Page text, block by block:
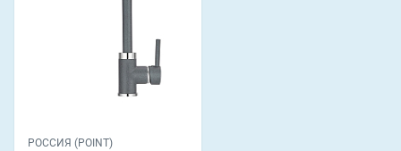
РОССИЯ (POINT)